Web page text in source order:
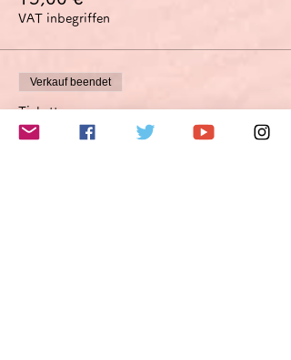
VAT inbegriffen
Verkauf beendet
Tickettyp
Verbesserungsvorschlagsoption